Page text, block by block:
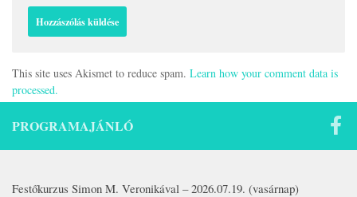
This site uses Akismet to reduce spam. Learn how your comment data is
processed.
PROGRAMAJÁNLÓ
Festőkurzus Simon M. Veronikával – 2026.07.19. (vasárnap)